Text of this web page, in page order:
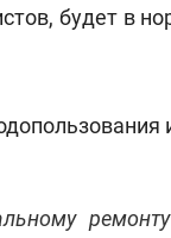
будет в